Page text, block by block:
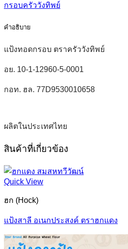
กรอบครัววังทิพย์
คำอธิบาย
แป้งทอดกรอบ ตราครัววังทิพย์
อย. 10-1-12960-5-0001
กอท. ฮล. 77D9530010658
ผลิตในประเทศไทย
สินค้าที่เกี่ยวข้อง
Quick View
ฮก (Hock)
แป้งสาลี อเนกประสงค์ ตราฮกแดง